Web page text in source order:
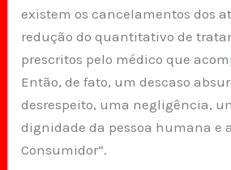
existem os cancelamentos dos
redução do quantitativo de
prescritos pelo médico que
Então, de fato, um descaso
desrespeito, uma negligência,
dignidade da pessoa humana e
Consumidor”.